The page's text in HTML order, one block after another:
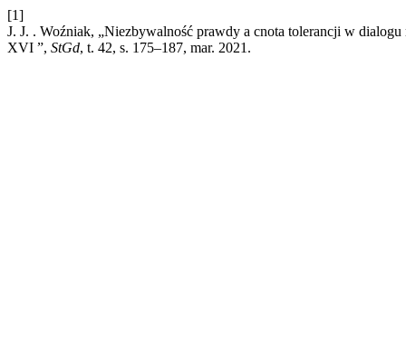
[1]
J. J. . Woźniak, „Niezbywalność prawdy a cnota tolerancji w
XVI ”, StGd, t. 42, s. 175–187, mar. 2021.